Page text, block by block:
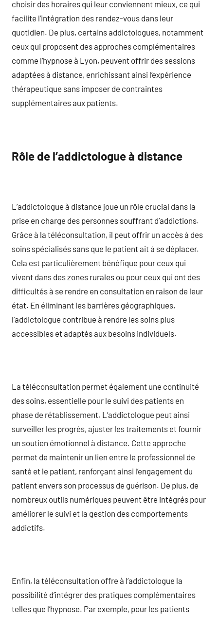
choisir des horaires qui leur conviennent mieux, ce qui
facilite l’intégration des rendez-vous dans leur
quotidien. De plus, certains addictologues, notamment
ceux qui proposent des approches complémentaires
comme l’hypnose à Lyon, peuvent offrir des sessions
adaptées à distance, enrichissant ainsi l’expérience
thérapeutique sans imposer de contraintes
supplémentaires aux patients.
Rôle de l’addictologue à distance
L’addictologue à distance joue un rôle crucial dans la
prise en charge des personnes souffrant d’addictions.
Grâce à la téléconsultation, il peut offrir un accès à des
soins spécialisés sans que le patient ait à se déplacer.
Cela est particulièrement bénéfique pour ceux qui
vivent dans des zones rurales ou pour ceux qui ont des
difficultés à se rendre en consultation en raison de leur
état. En éliminant les barrières géographiques,
l’addictologue contribue à rendre les soins plus
accessibles et adaptés aux besoins individuels.
La téléconsultation permet également une continuité
des soins, essentielle pour le suivi des patients en
phase de rétablissement. L’addictologue peut ainsi
surveiller les progrès, ajuster les traitements et fournir
un soutien émotionnel à distance. Cette approche
permet de maintenir un lien entre le professionnel de
santé et le patient, renforçant ainsi l’engagement du
patient envers son processus de guérison. De plus, de
nombreux outils numériques peuvent être intégrés pour
améliorer le suivi et la gestion des comportements
addictifs.
Enfin, la téléconsultation offre à l’addictologue la
possibilité d’intégrer des pratiques complémentaires
telles que l’hypnose. Par exemple, pour les patients